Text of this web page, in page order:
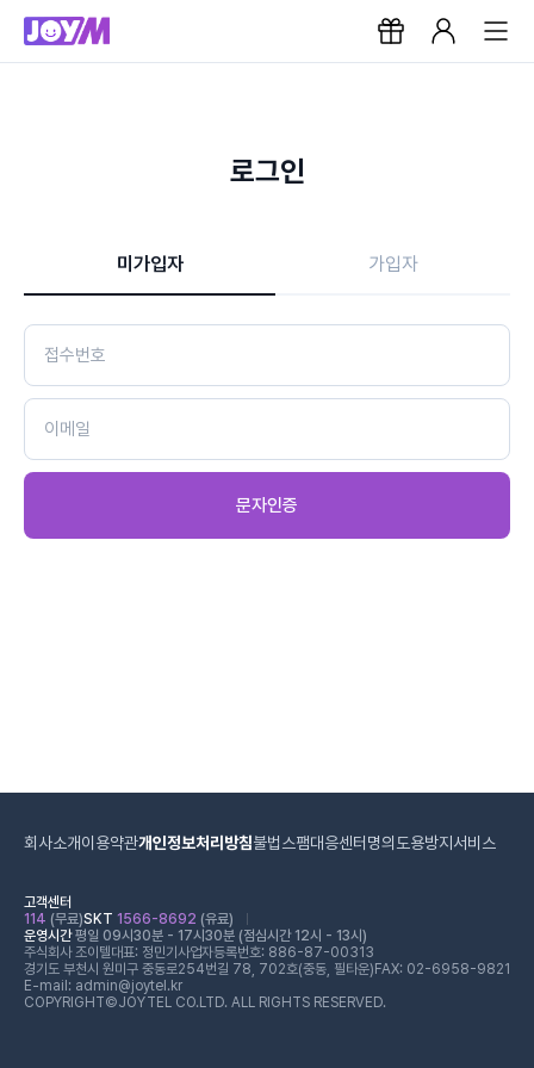
로그인
미가입자 가입자
문자인증
회사소개이용약관개인정보처리방침불법스팸대응센터 명의도용방지서비스
고객센터
114 (무료)SKT 1566-8692 (유료)
운영시간평일 09시30분 - 17시30분 (점심시간 12시 - 13시)
주식회사 조이텔대표: 정민기 사업자등록번호: 886-87-00313
경기도 부천시 원미구 중동로254번길 78, 702호(중동, 필타운) FAX: 02-6958-9821
E-mail: admin@joytel.kr
COPYRIGHT©JOYTEL CO.LTD. ALL RIGHTS RESERVED.